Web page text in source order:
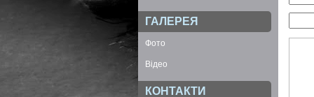
ГАЛЕРЕЯ
Фото
Відео
КОНТАКТИ